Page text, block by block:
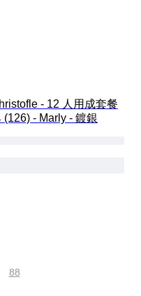
- 12 人用成套餐
(126) - Marly - 鍍銀
88